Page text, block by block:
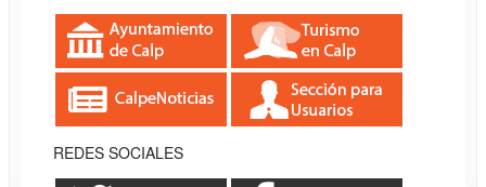
REDES SOCIALES